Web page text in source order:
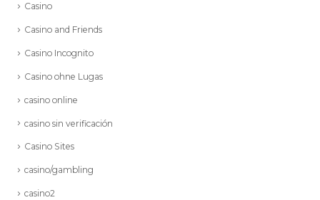
Casino
Casino and Friends
Casino Incognito
Casino ohne Lugas
casino online
casino sin verificación
Casino Sites
casino/gambling
casino2